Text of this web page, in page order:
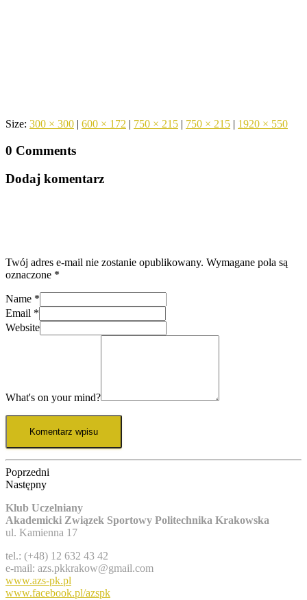
Size: 300 × 300 | 600 × 172 | 750 × 215 | 750 × 215 | 1920 × 550
0 Comments
Dodaj komentarz
Twój adres e-mail nie zostanie opublikowany. Wymagane pola są
oznaczone *
Name *
Email *
Website
What's on your mind?
Poprzedni
Następny
Klub Uczelniany
Akademicki Związek Sportowy Politechnika Krakowska
ul. Kamienna 17
tel.: (+48) 12 632 43 42
e-mail: azs.pkkrakow@gmail.com
www.azs-pk.pl
www.facebook.pl/azspk